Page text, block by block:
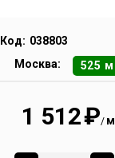
Код: 038803
Москва:
525 м
1 512₽/ м